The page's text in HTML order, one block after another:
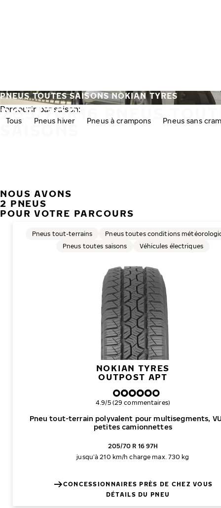
205/70R16 PNEUS
SAISONS
PNEUS TOUTES SAISONS NOKIAN TYRES
Parcourir par saison:
Tous Pneus hiver Pneus à crampons Pneus sans
NOUS AVONS
2 PNEUS
POUR VOTRE PARCOURS
NOKIAN TYRES
OUTPOST APT
Pneu tout-terrain polyvalent pour multisegments,
petites camionnettes
Pneus tout-terrains
Pneus toutes conditions
Pneus toutes saisons
Véhicules électriques
Note globale
4.9/5 (29 commentaires)
205/70 R 16 97H
jusqu’à 210 km/h charge max. 730 kg
CONCESSIONNAIRES PRÈS DE CHEZ VOUS
DÉTAILS DU PNEU